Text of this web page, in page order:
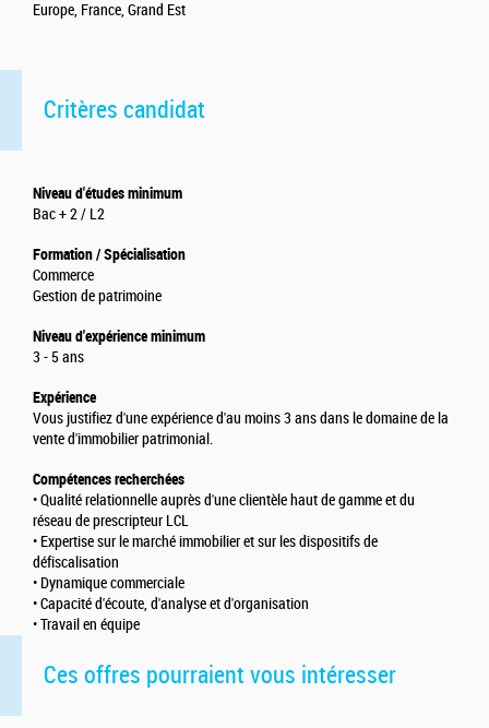
Europe, France, Grand Est
Critères candidat
Niveau d'études minimum
Bac + 2 / L2
Formation / Spécialisation
Commerce
Gestion de patrimoine
Niveau d'expérience minimum
3 - 5 ans
Expérience
Vous justifiez d'une expérience d'au moins 3 ans dans le domaine de la
vente d'immobilier patrimonial.
Compétences recherchées
• Qualité relationnelle auprès d'une clientèle haut de gamme et du
réseau de prescripteur LCL
• Expertise sur le marché immobilier et sur les dispositifs de
défiscalisation
• Dynamique commerciale
• Capacité d'écoute, d'analyse et d'organisation
• Travail en équipe
Ces offres pourraient vous intéresser